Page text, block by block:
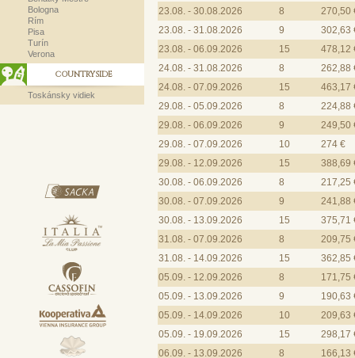
Bologna
Rím
Pisa
Turín
Verona
COUNTRYSIDE
Toskánsky vidiek
23.08. - 30.08.2026
8
270,50
23.08. - 31.08.2026
9
302,63
23.08. - 06.09.2026
15
478,12
24.08. - 31.08.2026
8
262,88
24.08. - 07.09.2026
15
463,17
29.08. - 05.09.2026
8
224,88
29.08. - 06.09.2026
9
249,50
29.08. - 07.09.2026
10
274 €
29.08. - 12.09.2026
15
388,69
30.08. - 06.09.2026
8
217,25
30.08. - 07.09.2026
9
241,88
30.08. - 13.09.2026
15
375,71
31.08. - 07.09.2026
8
209,75
31.08. - 14.09.2026
15
362,85
05.09. - 12.09.2026
8
171,75
05.09. - 13.09.2026
9
190,63
05.09. - 14.09.2026
10
209,63
05.09. - 19.09.2026
15
298,17
06.09. - 13.09.2026
8
166,13